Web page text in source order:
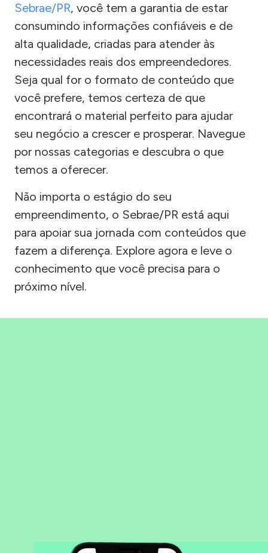
Sebrae/PR, você tem a garantia de estar
consumindo informações confiáveis e de
alta qualidade, criadas para atender às
necessidades reais dos empreendedores.
Seja qual for o formato de conteúdo que
você prefere, temos certeza de que
encontrará o material perfeito para ajudar
seu negócio a crescer e prosperar. Navegue
por nossas categorias e descubra o que
temos a oferecer.
Não importa o estágio do seu
empreendimento, o Sebrae/PR está aqui
para apoiar sua jornada com conteúdos que
fazem a diferença. Explore agora e leve o
conhecimento que você precisa para o
próximo nível.